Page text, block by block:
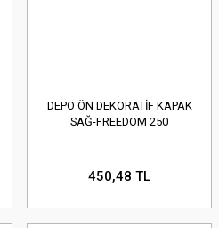
DEPO ÖN DEKORATİF KAPAK
SAĞ-FREEDOM 250
450,48 TL